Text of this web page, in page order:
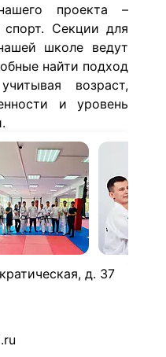
проекта –
спорт. Секции для
школе ведут
найти подход
возраст,
и уровень
д. 37